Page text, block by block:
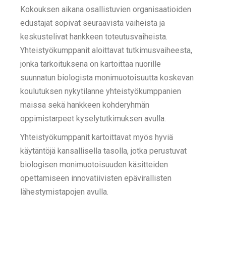
Kokouksen aikana osallistuvien organisaatioiden
edustajat sopivat seuraavista vaiheista ja
keskustelivat hankkeen toteutusvaiheista.
Yhteistyökumppanit aloittavat tutkimusvaiheesta,
jonka tarkoituksena on kartoittaa nuorille
suunnatun biologista monimuotoisuutta koskevan
koulutuksen nykytilanne yhteistyökumppanien
maissa sekä hankkeen kohderyhmän
oppimistarpeet kyselytutkimuksen avulla.
Yhteistyökumppanit kartoittavat myös hyviä
käytäntöjä kansallisella tasolla, jotka perustuvat
biologisen monimuotoisuuden käsitteiden
opettamiseen innovatiivisten epävirallisten
lähestymistapojen avulla.